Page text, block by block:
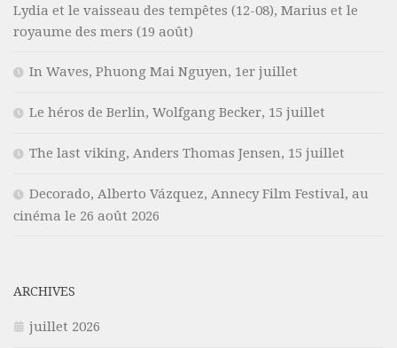
Lydia et le vaisseau des tempêtes (12-08), Marius et le
royaume des mers (19 août)
In Waves, Phuong Mai Nguyen, 1er juillet
Le héros de Berlin, Wolfgang Becker, 15 juillet
The last viking, Anders Thomas Jensen, 15 juillet
Decorado, Alberto Vázquez, Annecy Film Festival, au
cinéma le 26 août 2026
ARCHIVES
juillet 2026